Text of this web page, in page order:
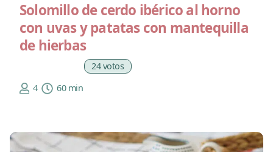
Solomillo de cerdo ibérico al horno
con uvas y patatas con mantequilla
de hierbas
24 votos
4
60 min